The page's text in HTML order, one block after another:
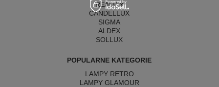
REALITY
CANDELLUX
SIGMA
ALDEX
SOLLUX
POPULARNE KATEGORIE
LAMPY RETRO
LAMPY GLAMOUR